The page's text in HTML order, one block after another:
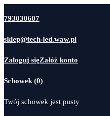
793030607
sklep@tech-led.waw.pl
Zaloguj sięZałóż konto
Schowek (0)
Twój schowek jest pusty